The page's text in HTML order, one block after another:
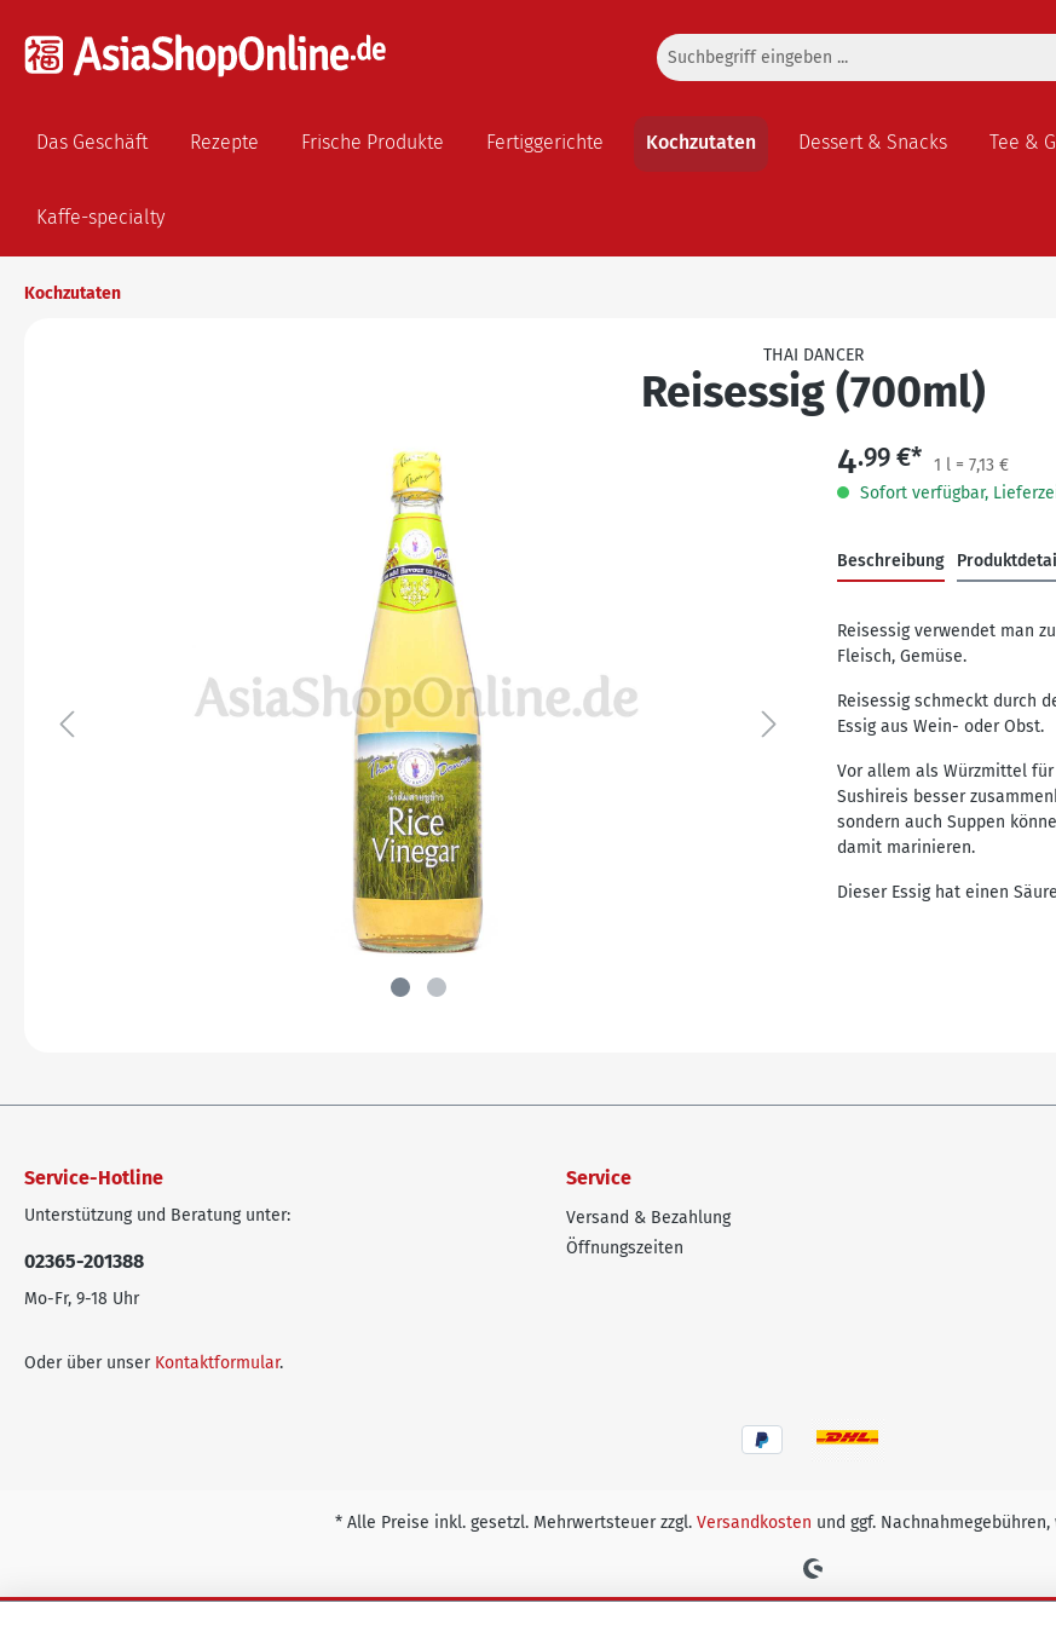
Das Geschäft Rezepte Frische Produkte Fertiggerichte Kochzutaten Dessert & Snacks Tee &
Kaffe-specialty
Kochzutaten
THAI DANCER
Reisessig (700ml)
4.99 €* 1 l = 7,13 €
Sofort verfügbar,
Beschreibung
Reisessig verwendet man
Fleisch, Gemüse.
Reisessig schmeckt durch
Essig aus Wein- oder Obst.
Vor allem als Würzmittel
Sushireis besser
sondern auch Suppen
damit marinieren.
Dieser Essig hat einen
Service-Hotline
Unterstützung und Beratung unter:
02365-201388
Mo-Fr, 9-18 Uhr
Oder über unser Kontaktformular.
Service
Versand & Bezahlung
Öffnungszeiten
* Alle Preise inkl. gesetzl. Mehrwertsteuer zzgl. Versandkosten und ggf.